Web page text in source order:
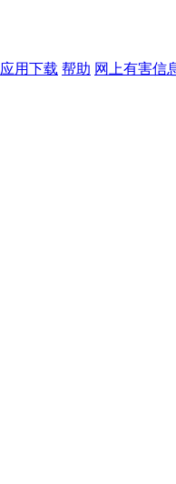
应用下载 帮助 网上有害信